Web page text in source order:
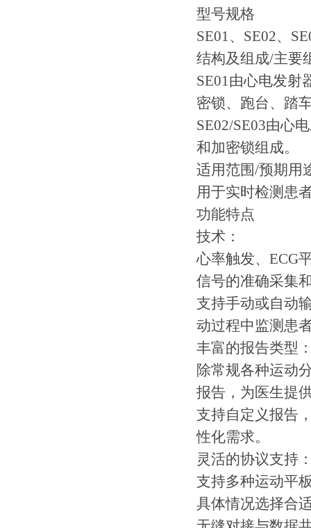
型号规格
SE01、SE02、
结构及组成/主要
SE01由心电发射
密锁、跑台、踏
SE02/SE03由心
和加密锁组成。
适用范围/预期用
用于实时检测患
功能特点
技术：
心率触发、ECG
信号的准确采集
支持手动或自动
动过程中监测患
丰富的报告类型
除常规各种运动
报告，为医生提
支持自定义报告
性化需求。
灵活的协议支持
支持多种运动平
具体情况选择合